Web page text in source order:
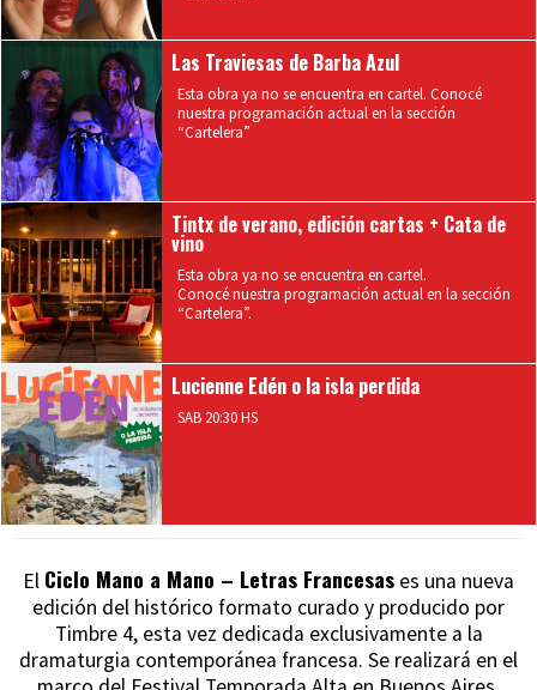
Las Traviesas de Barba Azul
Esta obra ya no se encuentra en cartel. Conocé
nuestra programación actual en la sección
“Cartelera”
Tintx de verano, edición cartas + Cata de
vino
Esta obra ya no se encuentra en cartel.
Conocé nuestra programación actual en la sección
“Cartelera”.
Lucienne Edén o la isla perdida
SAB 20:30 HS
El Ciclo Mano a Mano – Letras Francesas es una nueva
edición del histórico formato curado y producido por
Timbre 4, esta vez dedicada exclusivamente a la
dramaturgia contemporánea francesa. Se realizará en el